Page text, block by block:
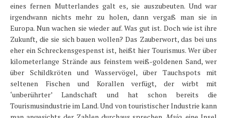
eines fernen Mutterlandes galt es, sie auszubeuten. Und war
irgendwann nichts mehr zu holen, dann vergaß man sie in
Europa. Nun wachen sie wieder auf. Was gut ist. Doch wie ist ihre
Zukunft, die sie sich bauen wollen? Das Zauberwort, das bei uns
eher ein Schreckensgespenst ist, heißt hier Tourismus. Wer über
kilometerlange Strände aus feinstem weiß-goldenen Sand, wer
über Schildkröten und Wasservögel, über Tauchspots mit
seltenen Fischen und Korallen verfügt, der wirbt mit
‘unberührter’ Landschaft und hat schon bereits die
Tourismusindustrie im Land. Und von touristischer Industrie kann